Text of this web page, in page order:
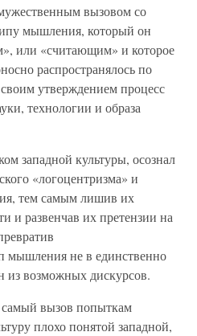
вызовом со
мышления, который он
или «считающим» и которое
распространялось по
утверждением процесс
технологии и образа
западной культуры, осознал
«логоцентризма» и
тем самым лишив их
и развенчав их претензии на
мышления не в единственно
возможных дискурсов.
вызов попыткам
плохо понятой западной,